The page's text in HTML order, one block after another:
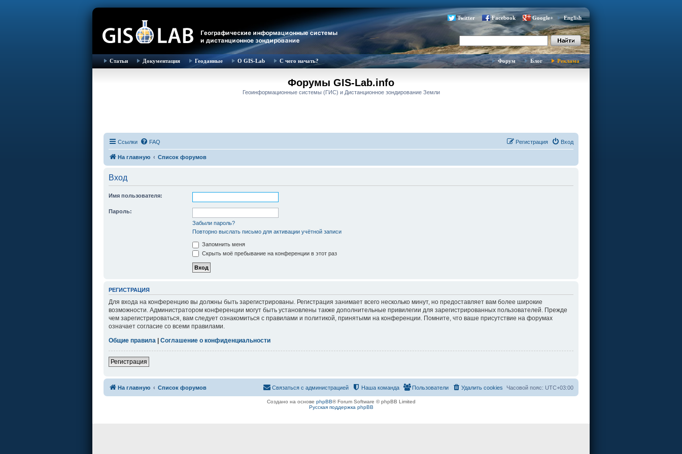
Twitter Facebook Google+ English
Статьи Документация Геоданные О GIS-Lab С чего начать? Форум Блог Реклама
Форумы GIS-Lab.info
Геоинформационные системы (ГИС) и Дистанционное зондирование Земли
Ссылки FAQ Вход
Регистрация
На главную Список форумов
Вход
Имя пользователя:
Пароль:
Забыли пароль?
Повторно выслать письмо для активации учётной записи
Запомнить меня
Скрыть моё пребывание на конференции в этот раз
РЕГИСТРАЦИЯ
Для входа на конференцию вы должны быть зарегистрированы. Регистрация занимает всего несколько минут, но предоставляет вам более широкие
возможности. Администратором конференции могут быть установлены также дополнительные привилегии для зарегистрированных пользователей. Прежде
чем зарегистрироваться, вам следует ознакомиться с правилами и политикой, принятыми на конференции. Помните, что ваше присутствие на форумах
означает согласие со всеми правилами.
Общие правила | Соглашение о конфиденциальности
Регистрация
На главную Список форумов Часовой пояс: UTC+03:00
Удалить cookies
Пользователи
Наша команда
Связаться с администрацией
Создано на основе phpBB® Forum Software © phpBB Limited
Русская поддержка phpBB